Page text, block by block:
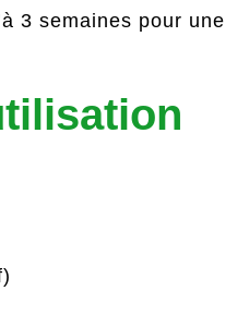
3 semaines pour une